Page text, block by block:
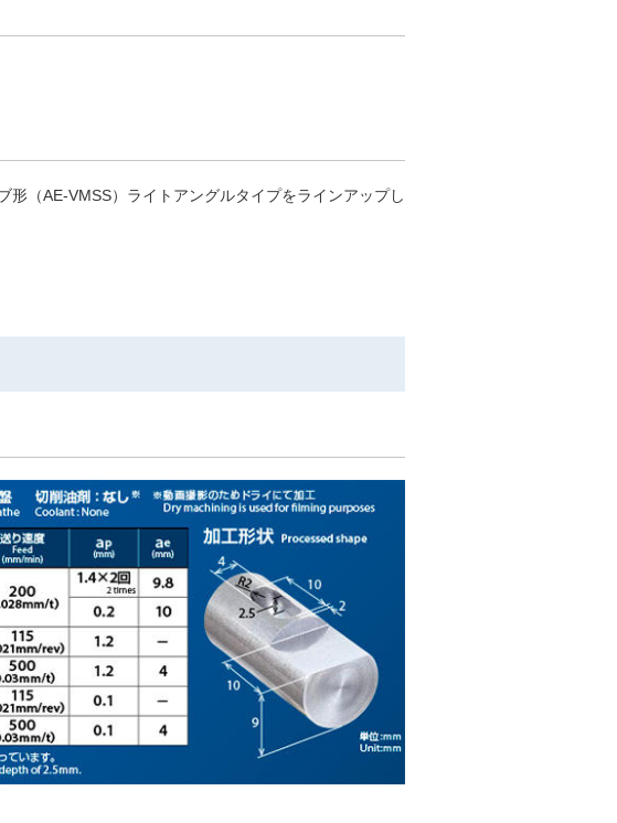
（AE-VMSS）ライトアングルタイプをラインアップし